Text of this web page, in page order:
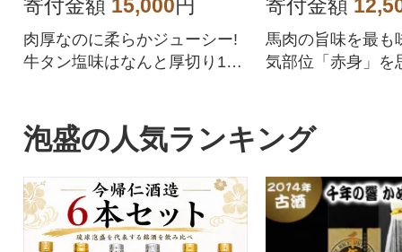
寄付金額 15,000円
肉厚なのに柔らかジューシー!
牛タン塩味はなんと厚切り10
寄付金額
馬肉の旨味を最も
気部位「赤身」を
刺しに、「1.特殊
熟成」、「3.自社
工」の3つの工程
で、生食に近い食
味を十分に堪能で
の馬肉のお礼品で
泡盛の人気ランキング